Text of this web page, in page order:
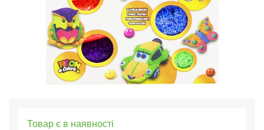
Товар є в наявності